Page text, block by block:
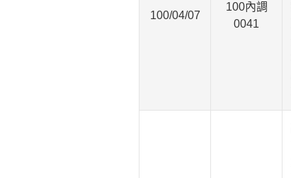
100/04/07
100內調
0041